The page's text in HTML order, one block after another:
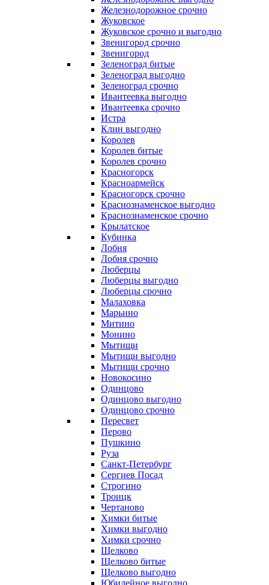
Железнодорожное срочно
Жуковское
Жуковское срочно и выгодно
Звенигород срочно
Звенигород
Зеленоград битые
Зеленоград выгодно
Зеленоград срочно
Ивантеевка выгодно
Ивантеевка срочно
Истра
Клин выгодно
Королев
Королев битые
Королев срочно
Красногорск
Красноармейск
Красногорск срочно
Краснознаменское выгодно
Краснознаменское срочно
Крылатское
Кубинка
Лобня
Лобня срочно
Люберцы
Люберцы выгодно
Люберцы срочно
Малаховка
Марьино
Митино
Монино
Мытищи
Мытищи выгодно
Мытищи срочно
Новокосино
Одинцово
Одинцово выгодно
Одинцово срочно
Пересвет
Перово
Пушкино
Руза
Санкт-Петербург
Сергиев Посад
Строгино
Троицк
Чертаново
Химки битые
Химки выгодно
Химки срочно
Щелково
Щелково битые
Щелково выгодно
Юбилейное выгодно